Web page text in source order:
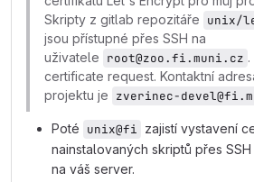
Skripty z gitlab repozitáře unix/
jsou přístupné přes SSH na
uživatele root@zoo.fi.muni.cz
certificate request. Kontaktní
projektu je zverinec-
Poté unix@fi zajistí vystavení
nainstalovaných skriptů přes
na váš server.